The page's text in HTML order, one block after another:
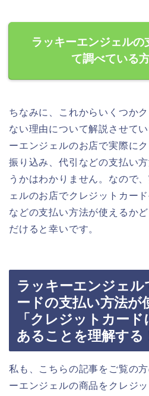
ラッキーエンジェルの
て調べている
ちなみに、これからいくつか
ない理由について解説させて
ーエンジェルのお店で実際に
振り込み、代引などの支払い
うかはわかりません。なので
ェルのお店でクレジットカー
などの支払い方法が使えるか
だけると幸いです。
ラッキーエンジェル
ードの支払い方法が
「クレジットカー
あることを理解する
私も、こちらの記事をご覧の
ーエンジェルの商品をクレジ